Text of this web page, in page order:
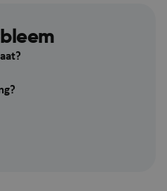
.mijn.puurs-sint-